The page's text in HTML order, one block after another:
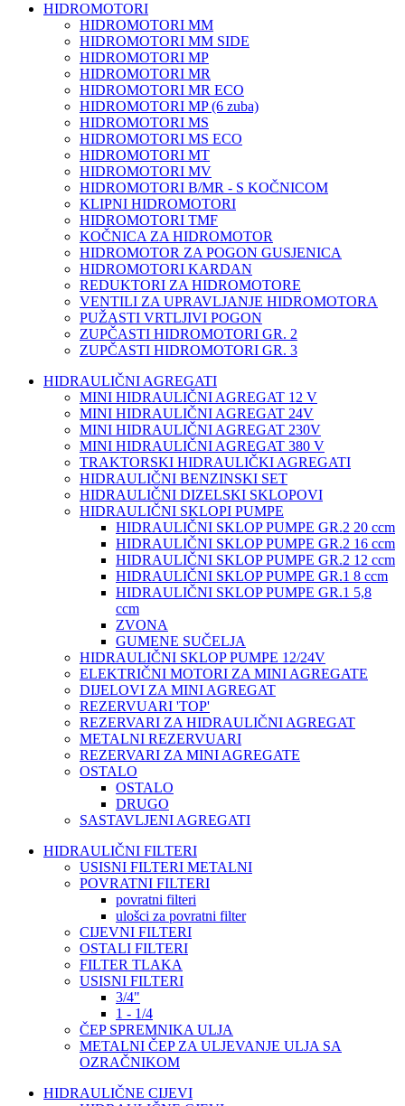
HIDROMOTORI
HIDROMOTORI MM
HIDROMOTORI MM SIDE
HIDROMOTORI MP
HIDROMOTORI MR
HIDROMOTORI MR ECO
HIDROMOTORI MP (6 zuba)
HIDROMOTORI MS
HIDROMOTORI MS ECO
HIDROMOTORI MT
HIDROMOTORI MV
HIDROMOTORI B/MR - S KOČNICOM
KLIPNI HIDROMOTORI
HIDROMOTORI TMF
KOČNICA ZA HIDROMOTOR
HIDROMOTOR ZA POGON GUSJENICA
HIDROMOTORI KARDAN
REDUKTORI ZA HIDROMOTORE
VENTILI ZA UPRAVLJANJE HIDROMOTORA
PUŽASTI VRTLJIVI POGON
ZUPČASTI HIDROMOTORI GR. 2
ZUPČASTI HIDROMOTORI GR. 3
HIDRAULIČNI AGREGATI
MINI HIDRAULIČNI AGREGAT 12 V
MINI HIDRAULIČNI AGREGAT 24V
MINI HIDRAULIČNI AGREGAT 230V
MINI HIDRAULIČNI AGREGAT 380 V
TRAKTORSKI HIDRAULIČKI AGREGATI
HIDRAULIČNI BENZINSKI SET
HIDRAULIČNI DIZELSKI SKLOPOVI
HIDRAULIČNI SKLOPI PUMPE
HIDRAULIČNI SKLOP PUMPE GR.2 20 ccm
HIDRAULIČNI SKLOP PUMPE GR.2 16 ccm
HIDRAULIČNI SKLOP PUMPE GR.2 12 ccm
HIDRAULIČNI SKLOP PUMPE GR.1 8 ccm
HIDRAULIČNI SKLOP PUMPE GR.1 5,8
ccm
ZVONA
GUMENE SUČELJA
HIDRAULIČNI SKLOP PUMPE 12/24V
ELEKTRIČNI MOTORI ZA MINI AGREGATE
DIJELOVI ZA MINI AGREGAT
REZERVUARI 'TOP'
REZERVARI ZA HIDRAULIČNI AGREGAT
METALNI REZERVUARI
REZERVARI ZA MINI AGREGATE
OSTALO
OSTALO
DRUGO
SASTAVLJENI AGREGATI
HIDRAULIČNI FILTERI
USISNI FILTERI METALNI
POVRATNI FILTERI
povratni filteri
ulošci za povratni filter
CIJEVNI FILTERI
OSTALI FILTERI
FILTER TLAKA
USISNI FILTERI
3/4"
1 - 1/4
ČEP SPREMNIKA ULJA
METALNI ČEP ZA ULJEVANJE ULJA SA
OZRAČNIKOM
HIDRAULIČNE CIJEVI